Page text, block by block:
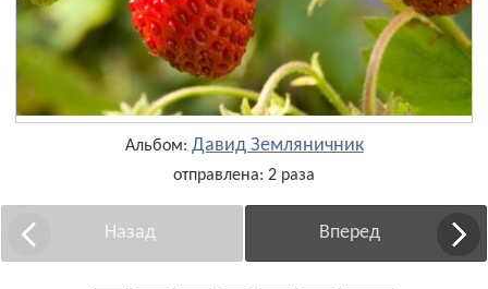
Альбом: Давид Земляничник
отправлена: 2 раза
Назад Вперед